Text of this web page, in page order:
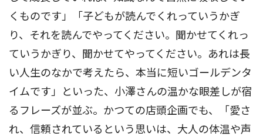
くものです」「子どもが読んでくれっていうかぎ
り、それを読んでやってください。聞かせてくれっ
ていうかぎり、聞かせてやってください。あれは長
い人生のなかで考えたら、本当に短いゴールデンタ
イムです」といった、小澤さんの温かな眼差しが宿
るフレーズが並ぶ。かつての店頭企画でも、「愛さ
れ、信頼されているという思いは、大人の体温や声